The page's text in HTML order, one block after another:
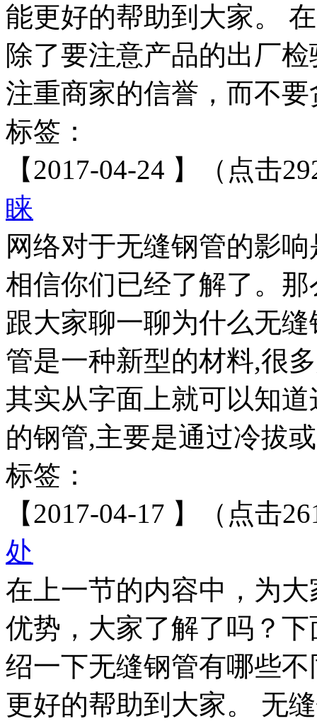
能更好的帮助到大家。
除了要注意产品的出厂
注重商家的信誉，而不
标签：
【2017-04-24 】（点击
睐
网络对于无缝钢管的影
相信你们已经了解了。
跟大家聊一聊为什么无
管是一种新型的材料,很
其实从字面上就可以知
的钢管,主要是通过冷拔
标签：
【2017-04-17 】（点击
处
在上一节的内容中，为
优势，大家了解了吗？
绍一下无缝钢管有哪些
更好的帮助到大家。 无